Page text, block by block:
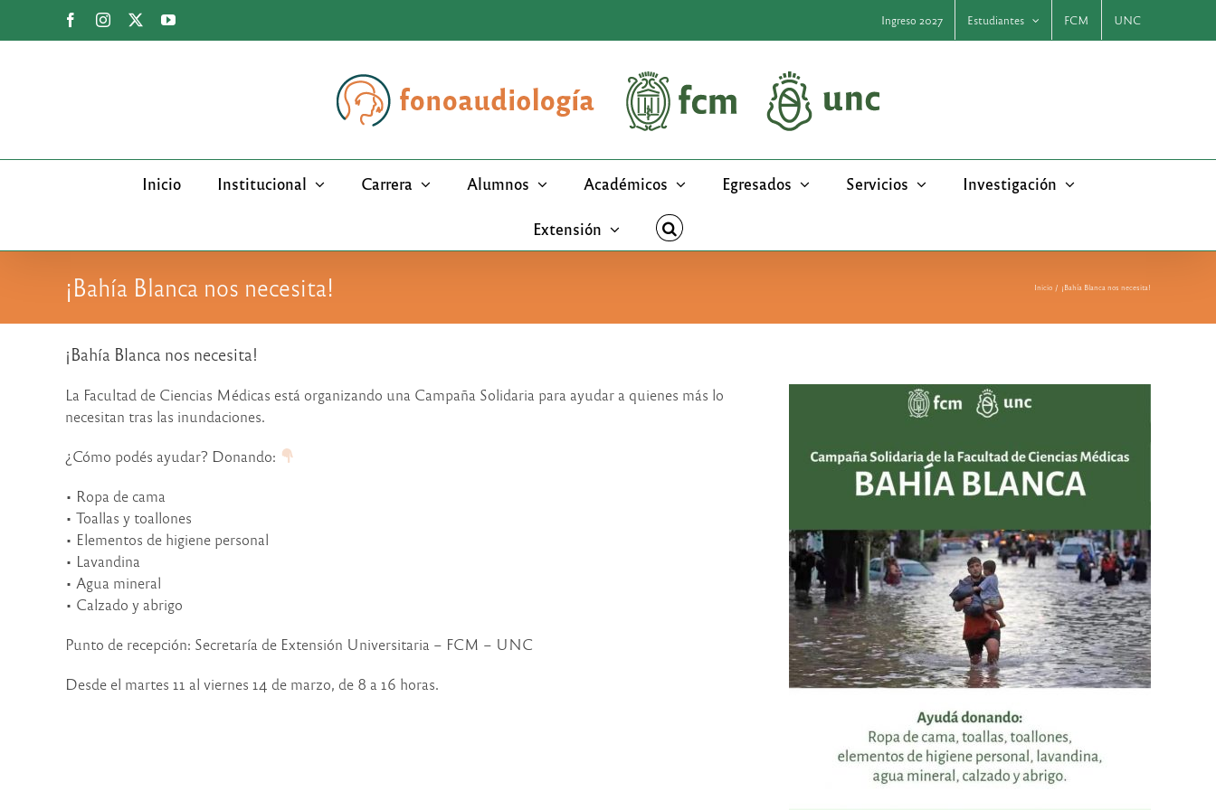
FacebookInstagram YouTube Ingreso 2027 Estudiantes FCM UNC
Inicio Institucional Carrera Alumnos Académicos Egresados Servicios Investigación
Extensión
¡Bahía Blanca nos necesita! Inicio ¡Bahía Blanca nos necesita!
¡Bahía Blanca nos necesita!
La Facultad de Ciencias Médicas está organizando una Campaña Solidaria para ayudar a quienes más lo
necesitan tras las inundaciones.
¿Cómo podés ayudar? Donando:
• Ropa de cama
• Toallas y toallones
• Elementos de higiene personal
• Lavandina
• Agua mineral
• Calzado y abrigo
Punto de recepción: Secretaría de Extensión Universitaria – FCM – UNC
Desde el martes 11 al viernes 14 de marzo, de 8 a 16 horas.